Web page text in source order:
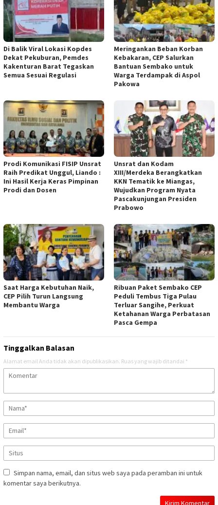
Di Balik Viral Lokasi Kopdes
Dekat Pekuburan, Pemdes
Kakenturan Barat Tegaskan
Semua Sesuai Regulasi
Meringankan Beban Korban
Kebakaran, CEP Salurkan
Bantuan Sembako untuk
Warga Terdampak di Aspol
Pakowa
Prodi Komunikasi FISIP Unsrat
Raih Predikat Unggul, Liando :
Ini Hasil Kerja Keras Pimpinan
Prodi dan Dosen
Unsrat dan Kodam
XIII/Merdeka Berangkatkan
KKN Tematik ke Miangas,
Wujudkan Program Nyata
Pascakunjungan Presiden
Prabowo
Saat Harga Kebutuhan Naik,
CEP Pilih Turun Langsung
Membantu Warga
Ribuan Paket Sembako CEP
Peduli Tembus Tiga Pulau
Terluar Sangihe, Perkuat
Ketahanan Warga Perbatasan
Pasca Gempa
Tinggalkan Balasan
Alamat email Anda tidak akan dipublikasikan. Ruas yang wajib ditandai *
Simpan nama, email, dan situs web saya pada peramban ini untuk
komentar saya berikutnya.